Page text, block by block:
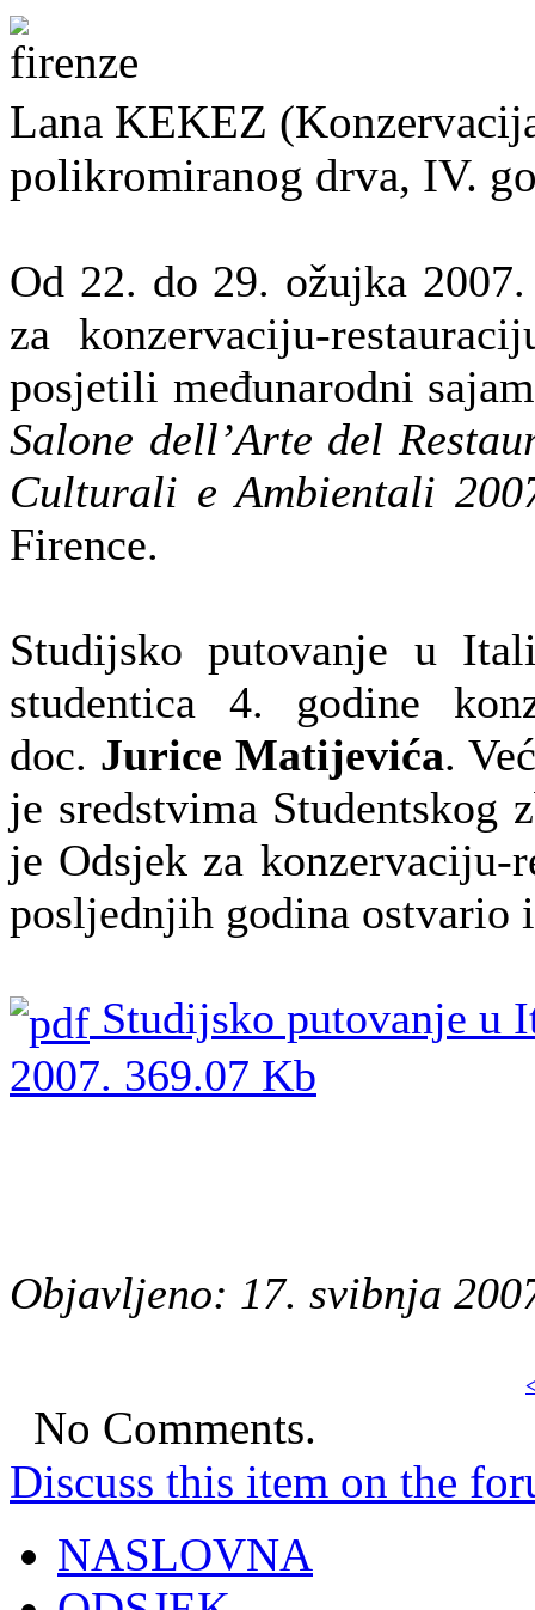
Lana KEKEZ
polikromiranog drva, IV.
Od 22. do 29. ožujka
za konzervaciju-
posjetili međunarodni
Salone dell’Arte del
Culturali e Ambientali
Firence.
Studijsko putovanje u
studentica 4. godine
doc. Jurice Matijevića.
je sredstvima Studentskog
je Odsjek za konzervaciju-
posljednjih godina ostvario
Studijsko putovanje u
2007. 369.07 Kb
Objavljeno: 17. svibnja
No Comments.
Discuss this item on the
NASLOVNA